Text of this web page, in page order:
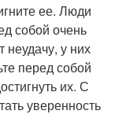
ее. Люди
собой очень
неудачу, у них
перед собой
их. С
уверенность